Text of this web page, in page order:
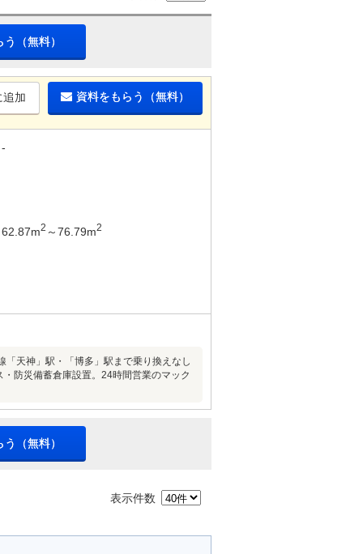
（無料）
追加 資料をもらう（無料）
-
62.87m2 ～76.79m2
「天神」駅・「博多」駅まで乗り換えなし
防災備蓄倉庫設置。24時間営業のマック
（無料）
表示件数